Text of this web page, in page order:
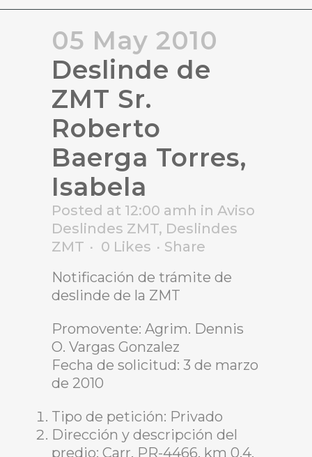
05 May 2010
Deslinde de
ZMT Sr.
Roberto
Baerga Torres,
Isabela
Posted at 12:00 amh in Aviso
Deslindes ZMT, Deslindes
ZMT
0 Likes
Share
Notificación de trámite de
deslinde de la ZMT
Promovente: Agrim. Dennis
O. Vargas Gonzalez
Fecha de solicitud: 3 de marzo
de 2010
Tipo de petición: Privado
Dirección y descripción del
predio: Carr. PR-4466, km 0.4,